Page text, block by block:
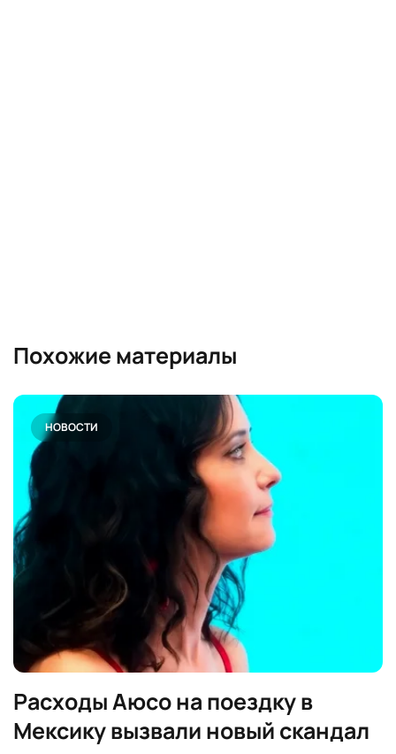
Похожие материалы
НОВОСТИ
Расходы Аюсо на поездку в
Мексику вызвали новый скандал